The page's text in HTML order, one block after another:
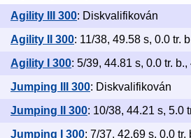
Agility III 300: Diskvalifikován
Agility II 300: 11/38, 49.58 s, 0.0 tr.
Agility I 300: 5/39, 44.81 s, 0.0 tr. b.,
Jumping III 300: Diskvalifikován
Jumping II 300: 10/38, 44.21 s, 5.0
Jumping I 300: 7/37, 42.69 s, 0.0 tr.